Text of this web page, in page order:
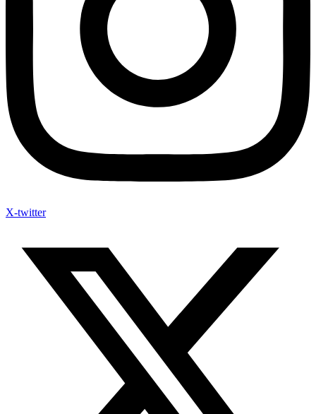
X-twitter